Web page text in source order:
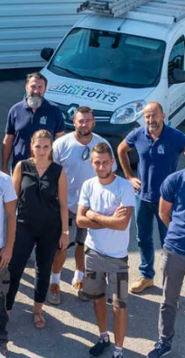
à
Agence particuliers